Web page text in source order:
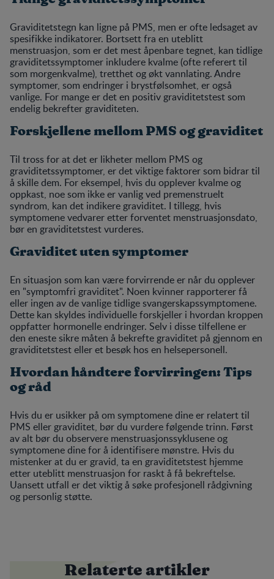
Graviditetstegn kan ligne på PMS, men er ofte ledsaget av
spesifikke indikatorer. Bortsett fra en uteblitt
menstruasjon, som er det mest åpenbare tegnet, kan tidlige
graviditetssymptomer inkludere kvalme (ofte referert til
som morgenkvalme), tretthet og økt vannlating. Andre
symptomer, som endringer i brystfølsomhet, er også
vanlige. For mange er det en positiv graviditetstest som
endelig bekrefter graviditeten.
Forskjellene mellom PMS og graviditet
Til tross for at det er likheter mellom PMS og
graviditetssymptomer, er det viktige faktorer som bidrar til
å skille dem. For eksempel, hvis du opplever kvalme og
oppkast, noe som ikke er vanlig ved premenstruelt
syndrom, kan det indikere graviditet. I tillegg, hvis
symptomene vedvarer etter forventet menstruasjonsdato,
bør en graviditetstest vurderes.
Graviditet uten symptomer
En situasjon som kan være forvirrende er når du opplever
en "symptomfri graviditet". Noen kvinner rapporterer få
eller ingen av de vanlige tidlige svangerskapssymptomene.
Dette kan skyldes individuelle forskjeller i hvordan kroppen
oppfatter hormonelle endringer. Selv i disse tilfellene er
den eneste sikre måten å bekrefte graviditet på gjennom en
graviditetstest eller et besøk hos en helsepersonell.
Hvordan håndtere forvirringen: Tips
og råd
Hvis du er usikker på om symptomene dine er relatert til
PMS eller graviditet, bør du vurdere følgende trinn. Først
av alt bør du observere menstruasjonssyklusene og
symptomene dine for å identifisere mønstre. Hvis du
mistenker at du er gravid, ta en graviditetstest hjemme
etter uteblitt menstruasjon for raskt å få bekreftelse.
Uansett utfall er det viktig å søke profesjonell rådgivning
og personlig støtte.
Relaterte artikler